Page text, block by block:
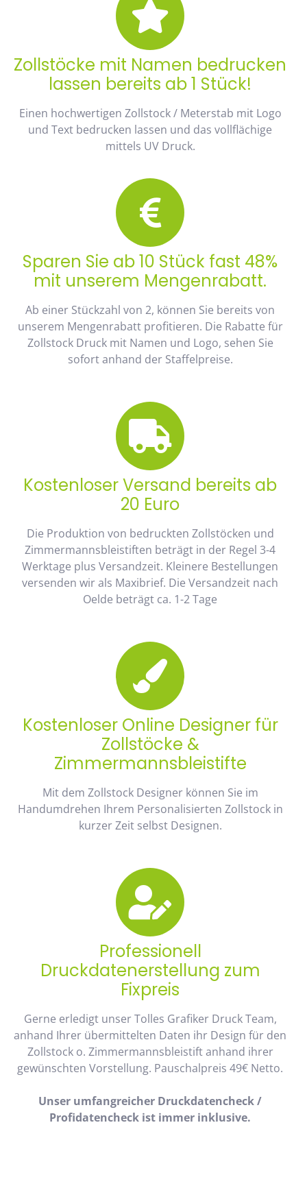
Zollstöcke mit Namen bedrucken
lassen bereits ab 1 Stück!
Einen hochwertigen Zollstock / Meterstab mit Logo
und Text bedrucken lassen und das vollflächige
mittels UV Druck.
Sparen Sie ab 10 Stück fast 48%
mit unserem Mengenrabatt.
Ab einer Stückzahl von 2, können Sie bereits von
unserem Mengenrabatt profitieren. Die Rabatte für
Zollstock Druck mit Namen und Logo, sehen Sie
sofort anhand der Staffelpreise.
Kostenloser Versand bereits ab
20 Euro
Die Produktion von bedruckten Zollstöcken und
Zimmermannsbleistiften beträgt in der Regel 3-4
Werktage plus Versandzeit. Kleinere Bestellungen
versenden wir als Maxibrief. Die Versandzeit nach
Oelde beträgt ca. 1-2 Tage
Kostenloser Online Designer für
Zollstöcke &
Zimmermannsbleistifte
Mit dem Zollstock Designer können Sie im
Handumdrehen Ihrem Personalisierten Zollstock in
kurzer Zeit selbst Designen.
Professionell
Druckdatenerstellung zum
Fixpreis
Gerne erledigt unser Tolles Grafiker Druck Team,
anhand Ihrer übermittelten Daten ihr Design für den
Zollstock o. Zimmermannsbleistift anhand ihrer
gewünschten Vorstellung. Pauschalpreis 49€ Netto.
Unser umfangreicher Druckdatencheck /
Profidatencheck ist immer inklusive.